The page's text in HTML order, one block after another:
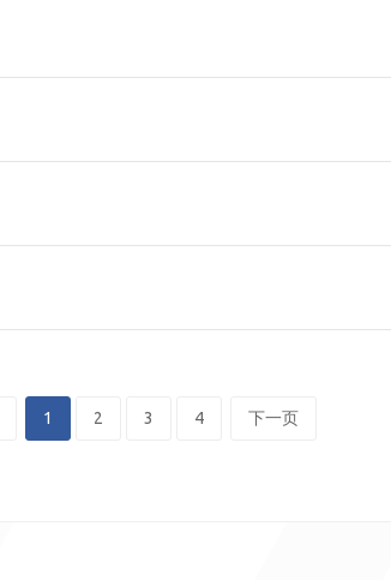
1 2 3 4 下一页